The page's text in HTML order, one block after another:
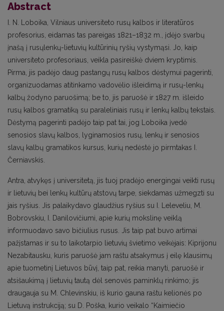
Abstract
I. N. Loboika, Vilniaus universiteto rusų kalbos ir literatūros
profesorius, eidamas tas pareigas 1821–1832 m., įdėjo svarbų
įnašą į rusų­lenkų-lietuvių kultūrinių ryšių vystymąsi. Jo, kaip
universiteto profesoriaus, veikla pasireiškė dviem kryptimis.
Pirma, jis padėjo daug pastangų rusų kalbos dėstymui pagerinti,
organizuodamas atitinkamo vadovėlio išleidimą ir rusų-lenkų
kalbų žodyno paruošimą; be to, jis paruošė ir 1827 m. išleido
rusų kalbos gramatiką su paraleliniais rusų ir lenkų kalbų tekstais.
Dėstymą pagerinti padėjo taip pat tai, jog Loboika įvedė
senosios slavų kalbos, lyginamosios rusų, lenkų ir senosios
slavų kalbų gramatikos kursus, kurių nedėstė jo pirmtakas I.
Černiavskis.
Antra, atvykęs į universitetą, jis tuoj pradėjo energingai veikti rusų
ir lietuvių bei lenkų kultūrų atstovų tarpe, siekdamas užmegzti su
jais ryšius. Jis palaikydavo glaudžius ryšius su I. Leleveliu, M.
Bobrovskiu, I. Danilovičiumi, apie kurių mokslinę veiklą
informuodavo savo bičiulius rusus. Jis taip pat buvo artimai
pažįstamas ir su to laikotarpio lietuvių švietimo veikėjais: Kiprijonu
Nezabitausku, kuris paruošė jam raštu atsakymus į eilę klausimų
apie tuometinį Lietuvos būvį, taip pat, reikia manyti, paruošė ir
atsišaukimą į lietuvių tautą dėl senovės paminklų rinkimo; jis
draugauja su M. Chlevinskiu, iš kurio gauna raštu kelionės po
Lietuvą instrukciją; su D. Poška, kurio veikalo “Kaimiečio